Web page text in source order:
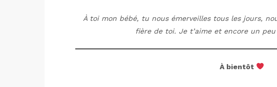
À toi mon bébé, tu nous émerveilles tous les jours,
fière de toi. Je t’aime et encore un
À bientôt